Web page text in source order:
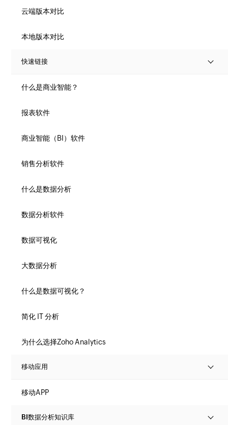
云端版本对比
本地版本对比
快速链接
什么是商业智能？
报表软件
商业智能（BI）软件
销售分析软件
什么是数据分析
数据分析软件
数据可视化
大数据分析
什么是数据可视化？
简化 IT 分析
为什么选择Zoho Analytics
移动应用
移动APP
BI数据分析知识库